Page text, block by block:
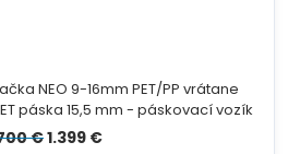
NEO 9-16mm PET/PP vrátane
páska 15,5 mm - páskovací vozík
€Pôvodná
1.399 €Aktuálna